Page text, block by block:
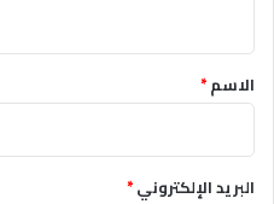
الاسم*
البريد الإلكتروني*